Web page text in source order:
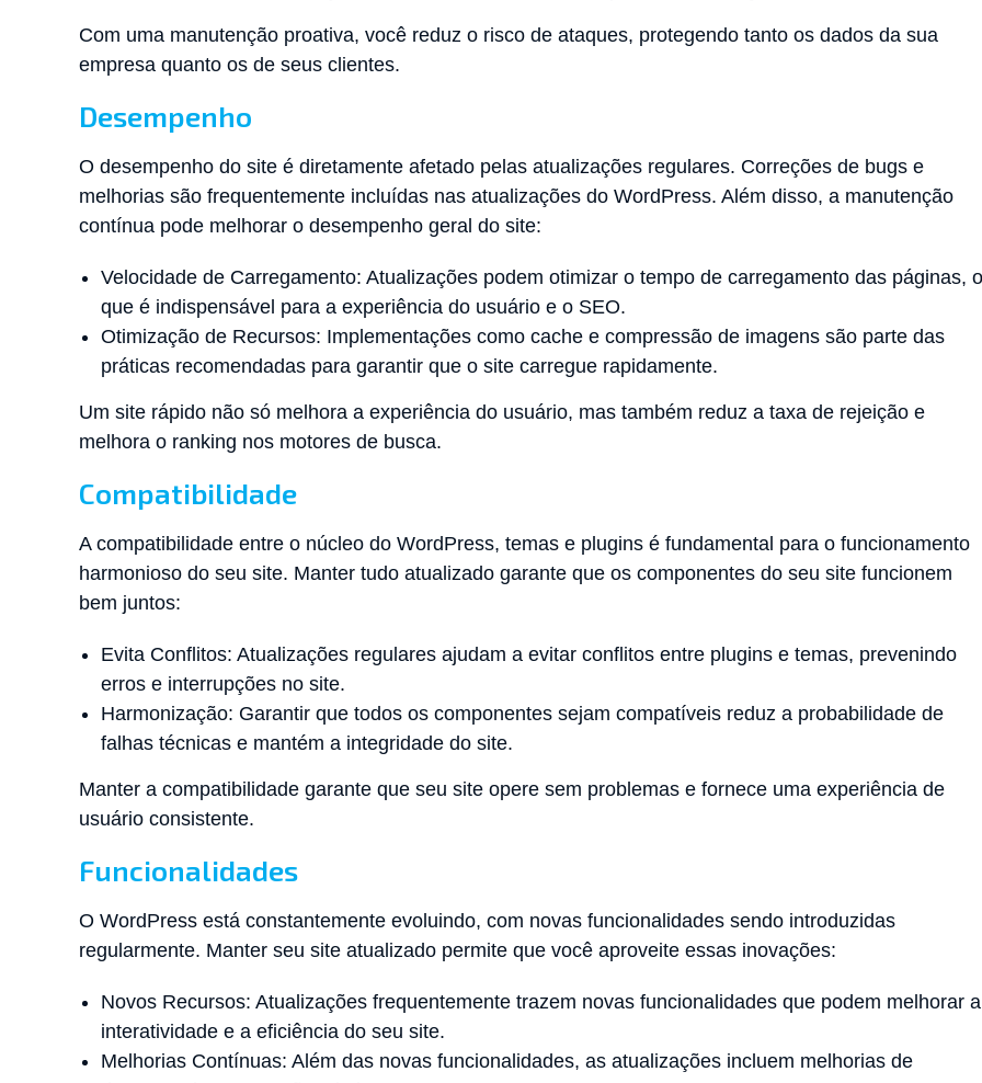
Com uma manutenção proativa, você reduz o risco de ataques, protegendo tanto os dados da sua
empresa quanto os de seus clientes.
Desempenho
O desempenho do site é diretamente afetado pelas atualizações regulares. Correções de bugs e
melhorias são frequentemente incluídas nas atualizações do WordPress. Além disso, a manutenção
contínua pode melhorar o desempenho geral do site:
Velocidade de Carregamento: Atualizações podem otimizar o tempo de carregamento das páginas, o
que é indispensável para a experiência do usuário e o SEO.
Otimização de Recursos: Implementações como cache e compressão de imagens são parte das
práticas recomendadas para garantir que o site carregue rapidamente.
Um site rápido não só melhora a experiência do usuário, mas também reduz a taxa de rejeição e
melhora o ranking nos motores de busca.
Compatibilidade
A compatibilidade entre o núcleo do WordPress, temas e plugins é fundamental para o funcionamento
harmonioso do seu site. Manter tudo atualizado garante que os componentes do seu site funcionem
bem juntos:
Evita Conflitos: Atualizações regulares ajudam a evitar conflitos entre plugins e temas, prevenindo
erros e interrupções no site.
Harmonização: Garantir que todos os componentes sejam compatíveis reduz a probabilidade de
falhas técnicas e mantém a integridade do site.
Manter a compatibilidade garante que seu site opere sem problemas e fornece uma experiência de
usuário consistente.
Funcionalidades
O WordPress está constantemente evoluindo, com novas funcionalidades sendo introduzidas
regularmente. Manter seu site atualizado permite que você aproveite essas inovações:
Novos Recursos: Atualizações frequentemente trazem novas funcionalidades que podem melhorar a
interatividade e a eficiência do seu site.
Melhorias Contínuas: Além das novas funcionalidades, as atualizações incluem melhorias de